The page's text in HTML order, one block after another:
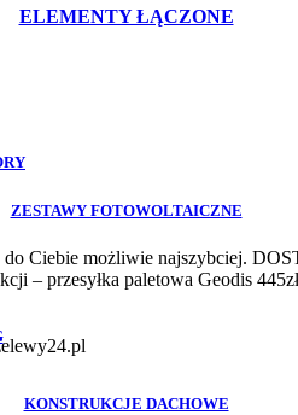
ELEMENTY ŁĄCZONE
ZESTAWY FOTOWOLTAICZNE
KONSTRUKCJE DACHOWE
do Ciebie możliwie najszybciej.
– przesyłka paletowa Geodis